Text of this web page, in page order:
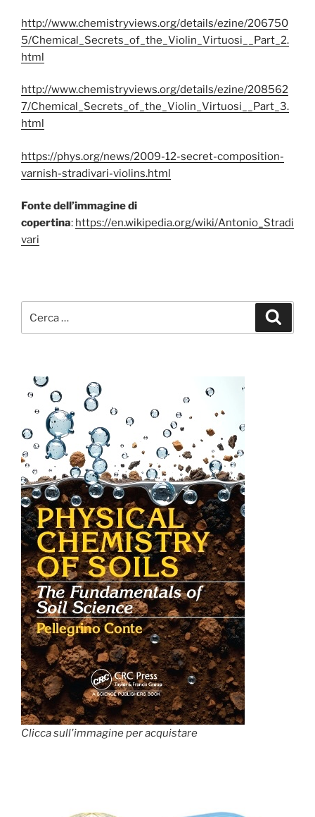
http://www.chemistryviews.org/details/ezine/206750
5/Chemical_Secrets_of_the_Violin_Virtuosi__Part_2.
html
http://www.chemistryviews.org/details/ezine/208562
7/Chemical_Secrets_of_the_Violin_Virtuosi__Part_3.
html
https://phys.org/news/2009-12-secret-composition-
varnish-stradivari-violins.html
Fonte dell’immagine di
copertina: https://en.wikipedia.org/wiki/Antonio_Stradi
vari
Clicca sull'immagine per acquistare